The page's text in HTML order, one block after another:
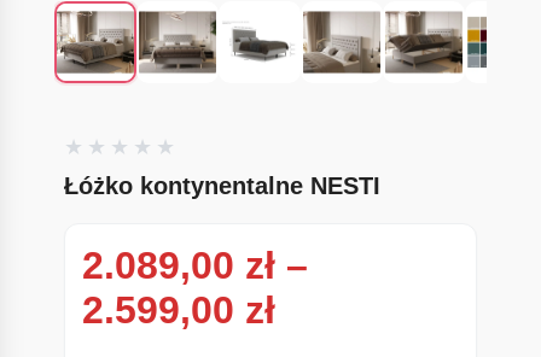
Łóżko kontynentalne NESTI
2.089,00 zł –
2.599,00 złZakres cen: